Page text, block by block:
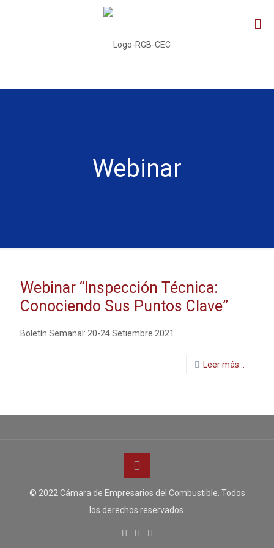
Webinar
Webinar “Inspección Técnica:
Conociendo Sus Puntos Clave”
Boletín Semanal: 20-24 Setiembre 2021
Leer más...
© 2022 Cámara de Empresarios del Combustible. Todos
los derechos reservados.